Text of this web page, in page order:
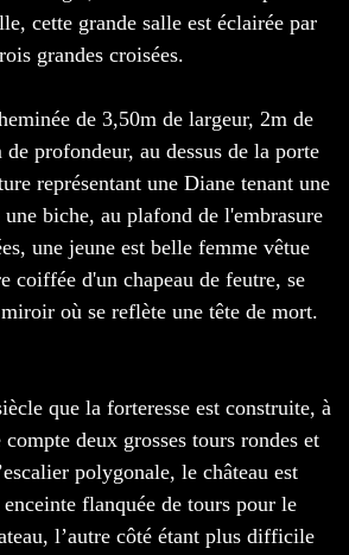
cette grande salle est éclairée par
grandes croisées.
de 3,50m de largeur, 2m de
profondeur, au dessus de la porte
représentant une Diane tenant une
biche, au plafond de l'embrasure
une jeune est belle femme vêtue
coiffée d'un chapeau de feutre, se
où se reflète une tête de mort.
que la forteresse est construite, à
deux grosses tours rondes et
polygonale, le château est
enceinte flanquée de tours pour le
l’autre côté étant plus difficile